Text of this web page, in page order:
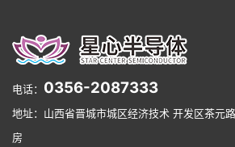
电话： 0356-2087333
地址：山西省晋城市城区经济技术 开发区茶元
房